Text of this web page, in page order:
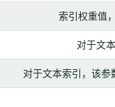
索引权重值
对于文
对于文本索引，该